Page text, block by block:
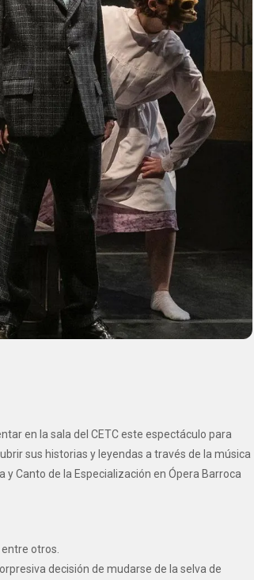
en la sala del CETC este espectáculo para
sus historias y leyendas a través de la música
y Canto de la Especialización en Ópera Barroca
otros.
decisión de mudarse de la selva de